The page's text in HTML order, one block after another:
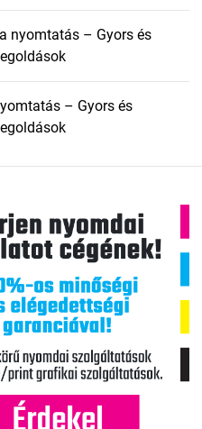
nyomtatás – Gyors és
– Gyors és